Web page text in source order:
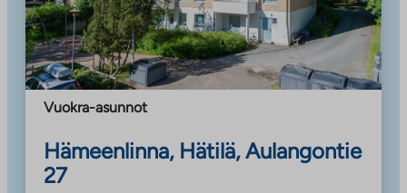
Vuokra-asunnot
Hämeenlinna, Hätilä, Aulangontie
27